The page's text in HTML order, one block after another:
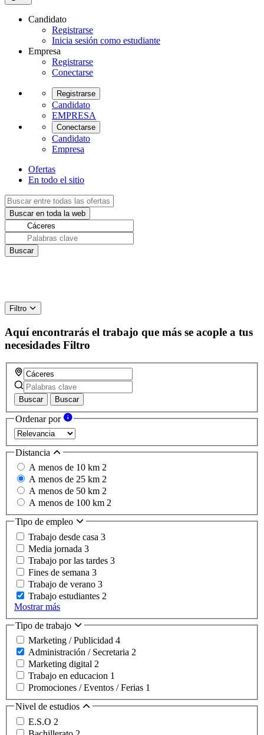
Candidato
Registrarse
Inicia sesión como estudiante
Empresa
Registrarse
Conectarse
Registrarse
Candidato
EMPRESA
Conectarse
Candidato
Empresa
Ofertas
En todo el sitio
Filtro
Aquí encontrarás el trabajo que más se acople a tus
necesidades Filtro
Buscar Buscar
Ordenar por
Distancia
A menos de 10 km 2
A menos de 25 km 2
A menos de 50 km 2
A menos de 100 km 2
Tipo de empleo
Trabajo desde casa 3
Media jornada 3
Trabajo por las tardes 3
Fines de semana 3
Trabajo de verano 3
Trabajo estudiantes 2
Mostrar más
Tipo de trabajo
Marketing / Publicidad 4
Administración / Secretaria 2
Marketing digital 2
Trabajo en educacion 1
Promociones / Eventos / Ferias 1
Nivel de estudios
E.S.O 2